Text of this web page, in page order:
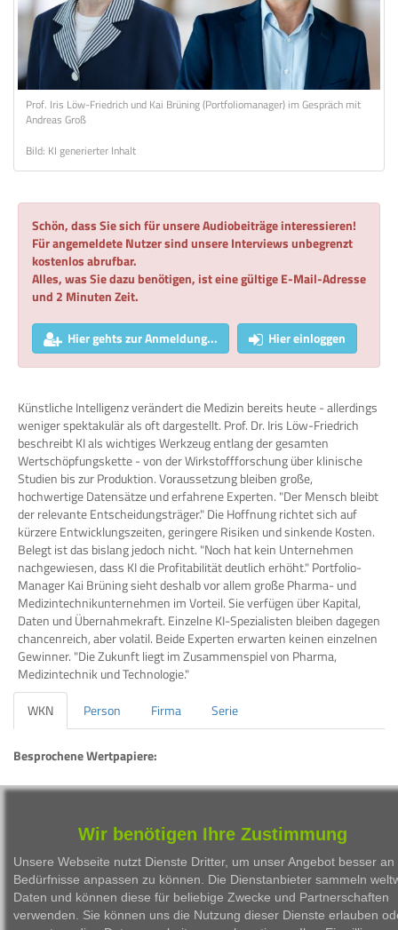
Prof. Iris Löw-Friedrich und Kai Brüning (Portfoliomanager) im Gespräch mit
Andreas Groß
Bild: KI generierter Inhalt
Schön, dass Sie sich für unsere Audiobeiträge interessieren!
Für angemeldete Nutzer sind unsere Interviews unbegrenzt
kostenlos abrufbar.
Alles, was Sie dazu benötigen, ist eine gültige E-Mail-Adresse
und 2 Minuten Zeit.
Hier gehts zur Anmeldung... Hier einloggen
Künstliche Intelligenz verändert die Medizin bereits heute - allerdings
weniger spektakulär als oft dargestellt. Prof. Dr. Iris Löw-Friedrich
beschreibt KI als wichtiges Werkzeug entlang der gesamten
Wertschöpfungskette - von der Wirkstoffforschung über klinische
Studien bis zur Produktion. Voraussetzung bleiben große,
hochwertige Datensätze und erfahrene Experten. "Der Mensch bleibt
der relevante Entscheidungsträger." Die Hoffnung richtet sich auf
kürzere Entwicklungszeiten, geringere Risiken und sinkende Kosten.
Belegt ist das bislang jedoch nicht. "Noch hat kein Unternehmen
nachgewiesen, dass KI die Profitabilität deutlich erhöht." Portfolio-
Manager Kai Brüning sieht deshalb vor allem große Pharma- und
Medizintechnikunternehmen im Vorteil. Sie verfügen über Kapital,
Daten und Übernahmekraft. Einzelne KI-Spezialisten bleiben dagegen
chancenreich, aber volatil. Beide Experten erwarten keinen einzelnen
Gewinner. "Die Zukunft liegt im Zusammenspiel von Pharma,
Medizintechnik und Technologie."
WKN
Person Firma Serie
Besprochene Wertpapiere:
WKN
Bezeichnung
ISIN
APO MEDICAL OPPORTINITIES LU0220663669
Wir benötigen Ihre Zustimmung
Unsere Webseite nutzt Dienste Dritter, um unser Angebot besser an
Bedürfnisse anpassen zu können. Die Dienstanbieter sammeln
Daten und können diese für beliebige Zwecke und Partnerschaften
verwenden. Sie können uns die Nutzung dieser Dienste erlauben